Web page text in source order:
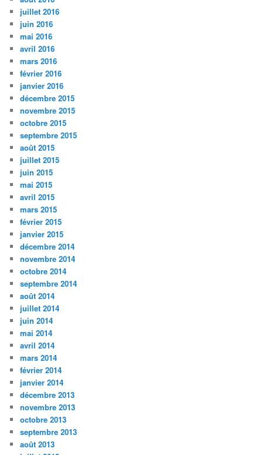
juillet 2016
juin 2016
mai 2016
avril 2016
mars 2016
février 2016
janvier 2016
décembre 2015
novembre 2015
octobre 2015
septembre 2015
août 2015
juillet 2015
juin 2015
mai 2015
avril 2015
mars 2015
février 2015
janvier 2015
décembre 2014
novembre 2014
octobre 2014
septembre 2014
août 2014
juillet 2014
juin 2014
mai 2014
avril 2014
mars 2014
février 2014
janvier 2014
décembre 2013
novembre 2013
octobre 2013
septembre 2013
août 2013